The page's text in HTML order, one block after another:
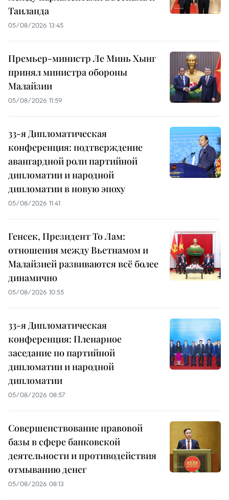
Таиланда
05/08/2026 13:45
Премьер-министр Ле Минь Хынг
принял министра обороны
Малайзии
05/08/2026 11:59
33-я Дипломатическая
конференция: подтверждение
авангардной роли партийной
дипломатии и народной
дипломатии в новую эпоху
05/08/2026 11:41
Генсек, Президент То Лам:
отношения между Вьетнамом и
Малайзией развиваются всё более
динамично
05/08/2026 10:55
33-я Дипломатическая
конференция: Пленарное
заседание по партийной
дипломатии и народной
дипломатии
05/08/2026 08:57
Совершенствование правовой
базы в сфере банковской
деятельности и противодействия
отмыванию денег
05/08/2026 08:13